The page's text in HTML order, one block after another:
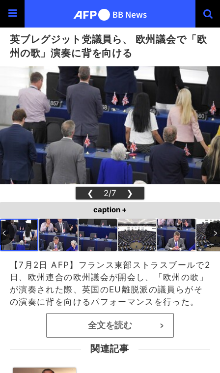
英ブレグジット党議員ら、 欧州議会で「欧
州の歌」演奏に背を向ける
❮ 2/7 ❯
caption +
【7月2日 AFP】フランス東部ストラスブールで2
日、欧州連合の欧州議会が開会し、「欧州の歌」
が演奏された際、英国のEU離脱派の議員らがそ
の演奏に背を向けるパフォーマンスを行った。
全文を読む >
関連記事